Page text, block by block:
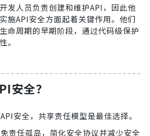
发人员负责创建和维护API，因此他
施API安全方面起着关键作用。他们
命周期的早期阶段，通过代码级保护
。
安全？
安全，共享责任模型是最佳选择。
责任孤岛，简化安全协议并减少安全